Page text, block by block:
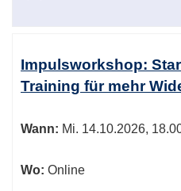
Impulsworkshop:
Training für mehr
Wann: Mi. 14.10.2026,
Wo: Online